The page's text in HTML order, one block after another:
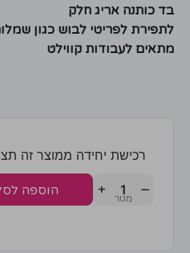
בד כותנה אריג חלק
לתפירת לפריטי לבוש כגון
מתאים לעבודות קווילט
רכישת יחידה ממוצר זה תצברו 2
−
+ הוספה